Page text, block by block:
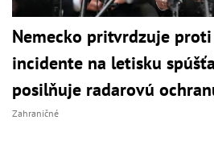
Nemecko pritvrdzuje
incidente na letisku
posilňuje radarovú
Zahraničné